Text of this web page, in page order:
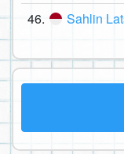
46. Sahlin